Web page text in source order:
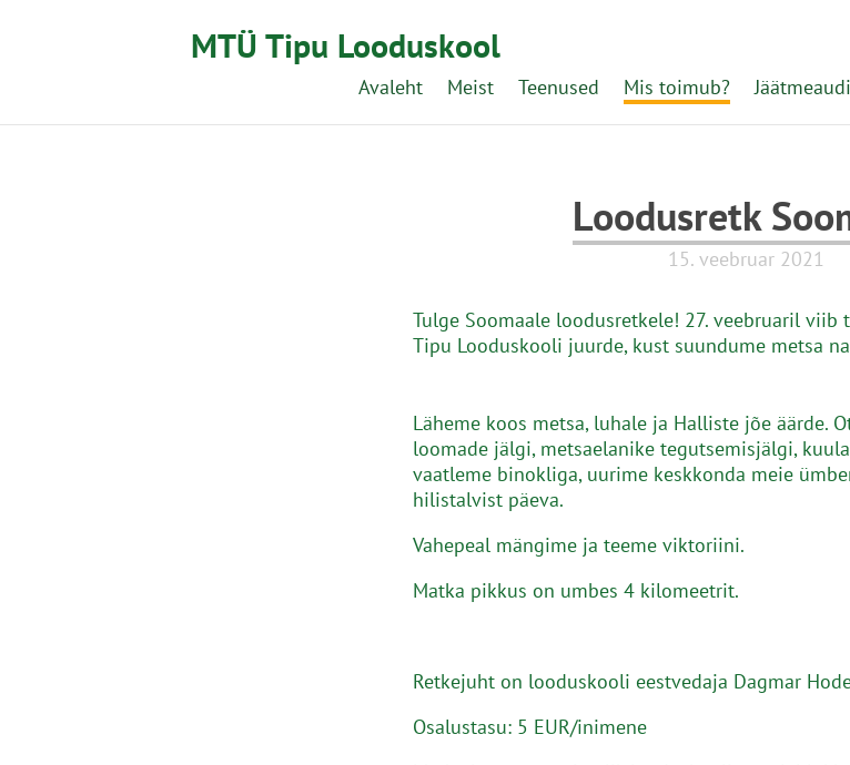
MTÜ Tipu Looduskool
Avaleht Meist Teenused Mis toimub?
Loodusretk
15. veebruar 2021
Tulge Soomaale loodusretkele! 27. veebruaril viib
Tipu Looduskooli juurde, kust suundume metsa
Läheme koos metsa, luhale ja Halliste jõe äärde.
loomade jälgi, metsaelanike tegutsemisjälgi,
vaatleme binokliga, uurime keskkonda meie
hilistalvist päeva.
Vahepeal mängime ja teeme viktoriini.
Matka pikkus on umbes 4 kilomeetrit.
Retkejuht on looduskooli eestvedaja Dagmar
Osalustasu: 5 EUR/inimene